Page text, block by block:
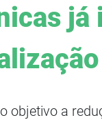
objetivo a